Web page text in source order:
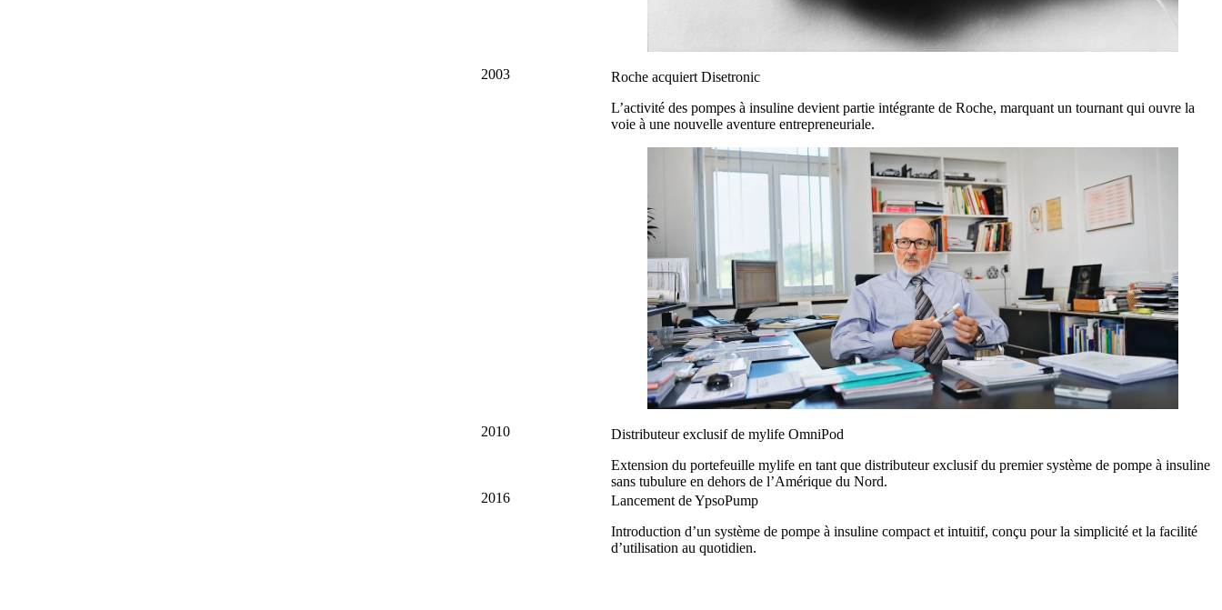
2003
Roche acquiert Disetronic
L’activité des pompes à insuline devient partie intégrante de Roche, marquant un tournant qui ouvre la
voie à une nouvelle aventure entrepreneuriale.
2010
Distributeur exclusif de mylife OmniPod
Extension du portefeuille mylife en tant que distributeur exclusif du premier système de pompe à insuline
sans tubulure en dehors de l’Amérique du Nord.
2016
Lancement de YpsoPump
Introduction d’un système de pompe à insuline compact et intuitif, conçu pour la simplicité et la facilité
d’utilisation au quotidien.